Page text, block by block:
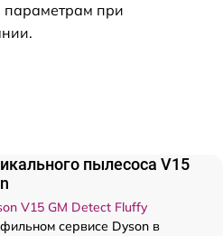
параметрам при
пылесоса V15
V15 GM Detect Fluffy
сервисе Dyson в